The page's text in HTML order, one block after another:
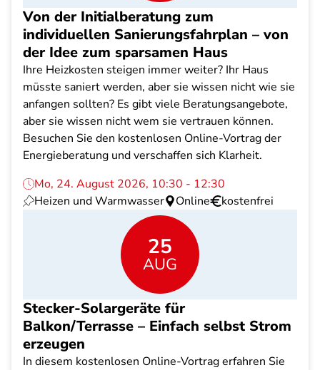
Von der Initialberatung zum
individuellen Sanierungsfahrplan – von
der Idee zum sparsamen Haus
Ihre Heizkosten steigen immer weiter? Ihr Haus
müsste saniert werden, aber sie wissen nicht wie sie
anfangen sollten? Es gibt viele Beratungsangebote,
aber sie wissen nicht wem sie vertrauen können.
Besuchen Sie den kostenlosen Online-Vortrag der
Energieberatung und verschaffen sich Klarheit.
Mo, 24. August 2026, 10:30 - 12:30
Heizen und Warmwasser
Online kostenfrei
25
AUG
Stecker-Solargeräte für
Balkon/Terrasse – Einfach selbst Strom
erzeugen
In diesem kostenlosen Online-Vortrag erfahren Sie